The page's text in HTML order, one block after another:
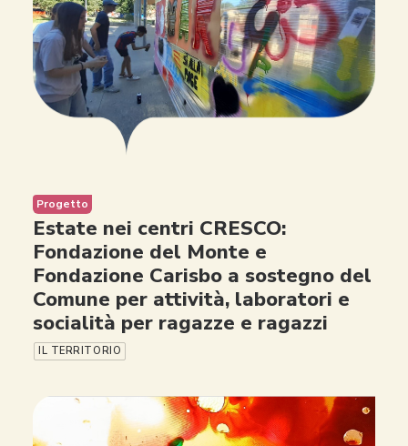
Progetto
Estate nei centri CRESCO:
Fondazione del Monte e
Fondazione Carisbo a sostegno del
Comune per attività, laboratori e
socialità per ragazze e ragazzi
IL TERRITORIO